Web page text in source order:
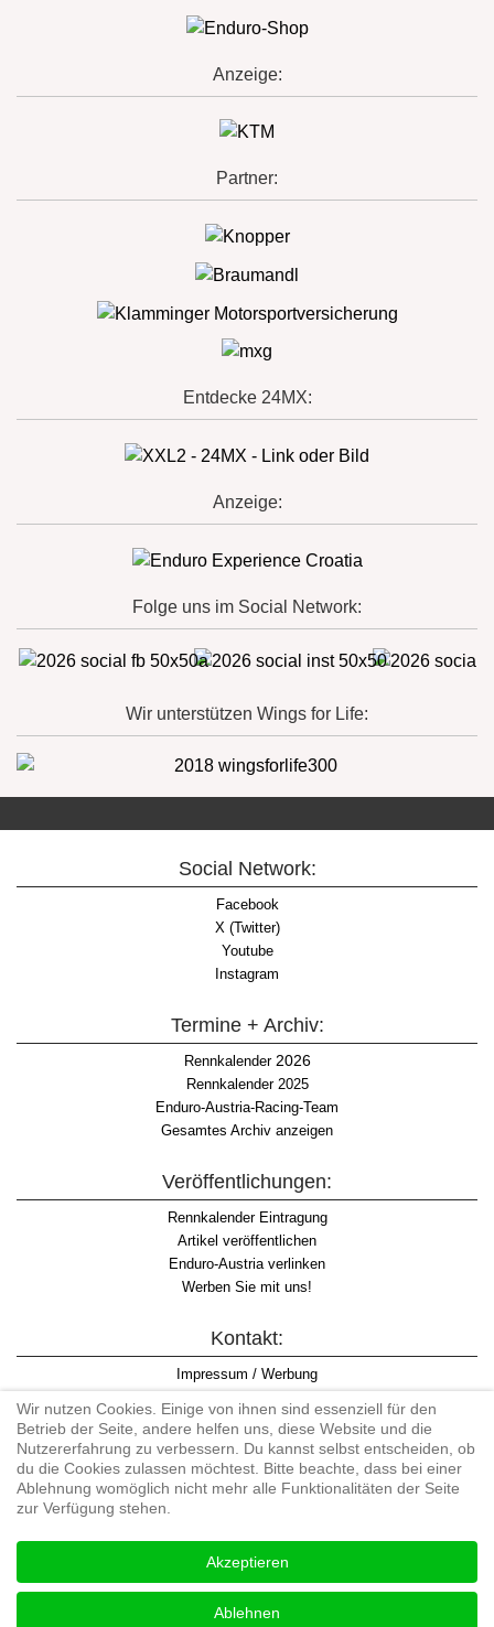
Anzeige:
Partner:
Entdecke 24MX:
Anzeige:
Folge uns im Social Network:
Wir unterstützen Wings for Life:
Social Network:
Facebook
X (Twitter)
Youtube
Instagram
Termine + Archiv:
Rennkalender2026
Rennkalender 2025
Enduro-Austria-Racing-Team
Gesamtes Archiv anzeigen
Veröffentlichungen:
Rennkalender Eintragung
Artikel veröffentlichen
Enduro-Austria verlinken
Werben Sie mit uns!
Kontakt:
Impressum / Werbung
Informationspflicht WKO
AGB
#enduroaustria, #wirlebenenduro #enduroaustriaracingteam
Enduro-Austria, Enduro, Endurosport, Endurocross, Endurotraining,
Endurotouren, Endurorennen, Hardenduro, Extreme Enduro
Wir nutzen Cookies. Einige von ihnen sind essenziell für den
Betrieb der Seite, andere helfen uns, diese Website und die
Nutzererfahrung zu verbessern. Du kannst selbst entscheiden, ob
du die Cookies zulassen möchtest. Bitte beachte, dass bei einer
Ablehnung womöglich nicht mehr alle Funktionalitäten der Seite
zur Verfügung stehen.
Akzeptieren
Ablehnen